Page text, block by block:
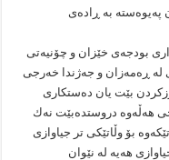
پەیوەستە بە ڕادەی
بودجەی خێزان و چۆنیەتی
لە ڕەمەزان و جەژندا خەرجی
بێت یان دەستكاری
هەڵەوە دروستدەبێت نەك
بۆ وڵاتێكی تر جیاوازی
هەیە لە نێوان